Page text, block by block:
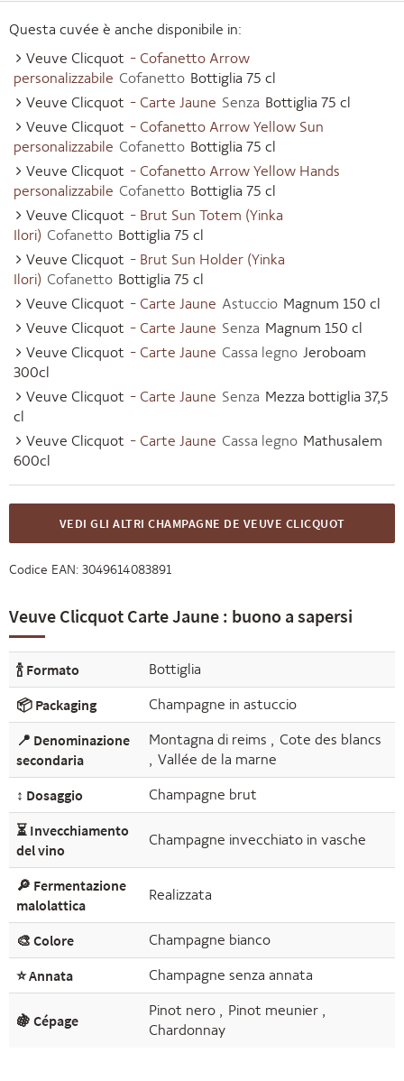
Questa cuvée è anche disponibile in:
Veuve Clicquot - Cofanetto Arrow
personalizzabile Cofanetto Bottiglia 75 cl
Veuve Clicquot - Carte Jaune Senza Bottiglia 75 cl
Veuve Clicquot - Cofanetto Arrow Yellow Sun
personalizzabile Cofanetto Bottiglia 75 cl
Veuve Clicquot - Cofanetto Arrow Yellow Hands
personalizzabile Cofanetto Bottiglia 75 cl
Veuve Clicquot - Brut Sun Totem (Yinka
Ilori) Cofanetto Bottiglia 75 cl
Veuve Clicquot - Brut Sun Holder (Yinka
Ilori) Cofanetto Bottiglia 75 cl
Veuve Clicquot - Carte Jaune Astuccio Magnum 150 cl
Veuve Clicquot - Carte Jaune Senza Magnum 150 cl
Veuve Clicquot - Carte Jaune Cassa legno Jeroboam
300cl
Veuve Clicquot - Carte Jaune Senza Mezza bottiglia 37,5
cl
Veuve Clicquot - Carte Jaune Cassa legno Mathusalem
600cl
VEDI GLI ALTRI CHAMPAGNE DE VEUVE CLICQUOT
Codice EAN: 3049614083891
Veuve Clicquot Carte Jaune : buono a sapersi
🍾 Formato Bottiglia
📦 Packaging Champagne in astuccio
📍 Denominazione
secondaria
Montagna di reims , Cote des blancs
, Vallée de la marne
↕️ Dosaggio Champagne brut
⏳ Invecchiamento
del vino
Champagne invecchiato in vasche
🔎 Fermentazione
malolattica
Realizzata
🎨 Colore Champagne bianco
⭐ Annata Champagne senza annata
🍇 Cépage
Pinot nero , Pinot meunier ,
Chardonnay